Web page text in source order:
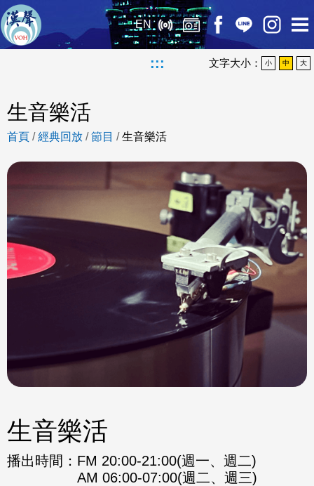
EN
::: 文字大小： 小 中 大
生音樂活
首頁 /經典回放 /節目 /生音樂活
生音樂活
播出時間： FM 20:00-21:00(週一、週二)
AM 06:00-07:00(週二、週三)